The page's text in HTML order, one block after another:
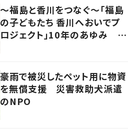
～福島と香川をつなぐ～「福島
の子どもたち 香川へおいでプ
ロジェクト」10年のあゆみ #
豪雨で被災したペット用に物資
を無償支援 災害救助犬派遣
のNPO